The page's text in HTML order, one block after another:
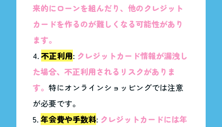
来的にローンを組んだり、他のクレジット
カードを作るのが難しくなる可能性があり
ます。
不正利用: クレジットカード情報が漏洩し
た場合、不正利用されるリスクがありま
す。特にオンラインショッピングでは注意
が必要です。
年会費や手数料: クレジットカードには年